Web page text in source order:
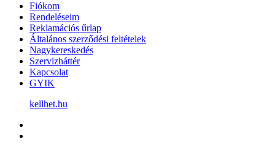
Fiókom
Rendeléseim
Reklamációs űrlap
Általános szerződési feltételek
Nagykereskedés
Szervizháttér
Kapcsolat
GYIK
kellhet.hu